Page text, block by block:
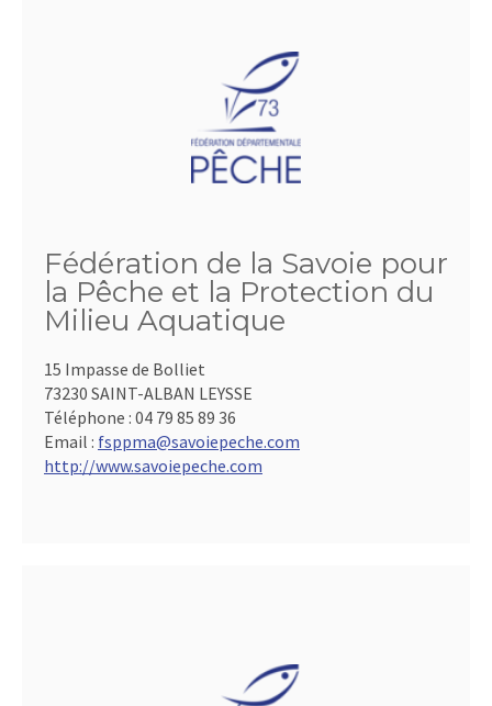
Fédération de la Savoie pour
la Pêche et la Protection du
Milieu Aquatique
15 Impasse de Bolliet
73230 SAINT-ALBAN LEYSSE
Téléphone : 04 79 85 89 36
Email : fsppma@savoiepeche.com
http://www.savoiepeche.com